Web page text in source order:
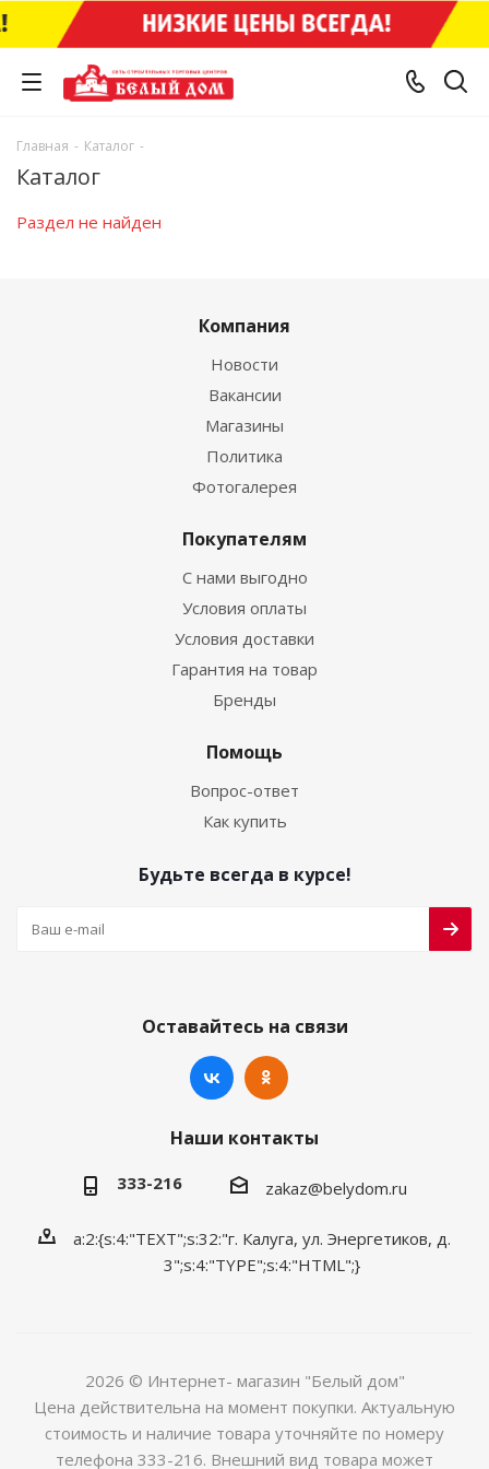
Главная - Каталог -
Каталог
Раздел не найден
Компания
Новости
Вакансии
Магазины
Политика
Фотогалерея
Покупателям
С нами выгодно
Условия оплаты
Условия доставки
Гарантия на товар
Бренды
Помощь
Вопрос-ответ
Как купить
Будьте всегда в курсе!
Оставайтесь на связи
Наши контакты
333-216 zakaz@belydom.ru
a:2:{s:4:"TEXT";s:32:"г. Калуга, ул. Энергетиков, д.
3";s:4:"TYPE";s:4:"HTML";}
2026 © Интернет- магазин "Белый дом"
Цена действительна на момент покупки. Актуальную
стоимость и наличие товара уточняйте по номеру
телефона 333-216. Внешний вид товара может